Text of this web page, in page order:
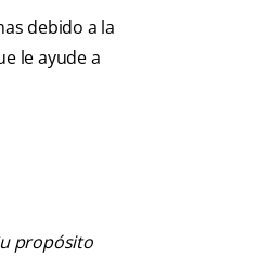
debido a la
le ayude a
propósito